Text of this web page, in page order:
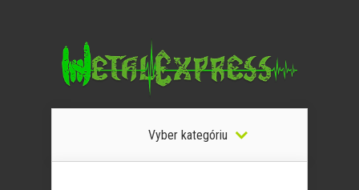
Vyber kategóriu